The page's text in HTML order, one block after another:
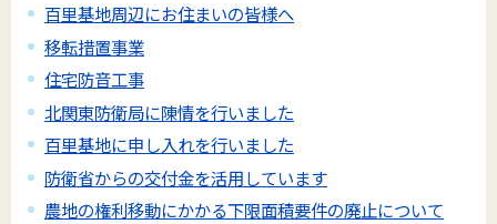
百里基地周辺にお住まいの皆様へ
移転措置事業
住宅防音工事
北関東防衛局に陳情を行いました
百里基地に申し入れを行いました
防衛省からの交付金を活用しています
農地の権利移動にかかる下限面積要件の廃止について